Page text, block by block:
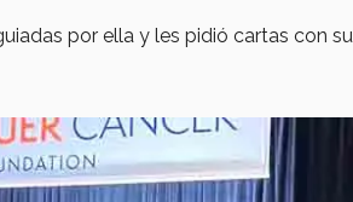
por ella y les pidió cartas con su